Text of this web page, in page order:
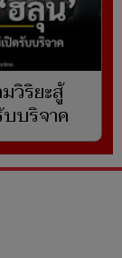
วิริยะสู้
บริจาค